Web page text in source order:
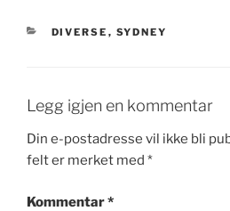
KATEGORIER
DIVERSE , SYDNEY
Legg igjen en kommentar
Din e-postadresse vil ikke bli
felt er merket med *
Kommentar*